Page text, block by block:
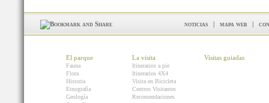
noticias | mapa web |
El parque
Fauna
Flora
Historia
Etnografía
Geología
La visita
Itinerarios a pie
Itinerarios 4X4
Visita en Bicicleta
Centros Visitantes
Recomendaciones
Visitas guiadas